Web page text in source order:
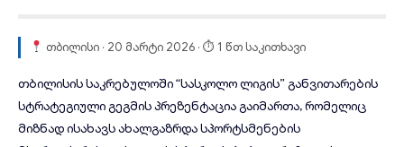
თბილისი · 20 მარტი 2026 · ⏱ 1 წთ საკითხავი
თბილისის საკრებულოში“სასკოლო ლიგის” განვითარების
სტრატეგიული გეგმისპრეზენტაცია გაიმართა, რომელიც
მიზნად ისახავს ახალგაზრდა სპორტსმენების